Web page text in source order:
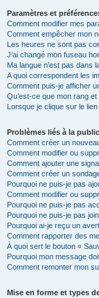
Paramètres et
Comment modifier mes
Comment empêcher mon
Les heures ne sont pas
J’ai changé mon fuseau
Ma langue n’est pas dans
A quoi correspondent les
Comment puis-je afficher
Qu’est-ce que mon rang
Lorsque je clique sur le lien
Problèmes liés à la
Comment créer un
Comment modifier ou
Comment ajouter une
Comment créer un
Pourquoi ne puis-je pas
Comment modifier ou
Pourquoi ne puis-je pas
Pourquoi ne puis-je pas
Pourquoi ai-je reçu un
Comment rapporter des
À quoi sert le bouton «
Pourquoi mon message
Comment remonter mon
Mise en forme et types